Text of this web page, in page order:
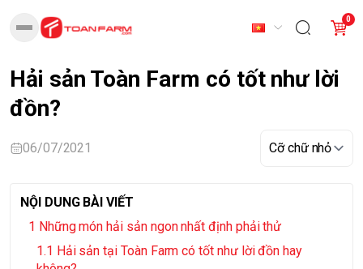
0
Hải sản Toàn Farm có tốt như lời
đồn?
06/07/2021
NỘI DUNG BÀI VIẾT
Những món hải sản ngon nhất định phải thử
Hải sản tại Toàn Farm có tốt như lời đồn hay